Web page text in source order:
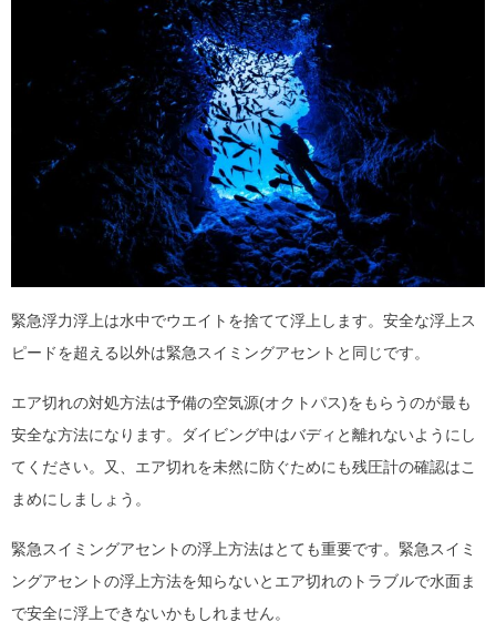
緊急浮力浮上は水中でウエイトを捨てて浮上します。安全な浮上ス
ピードを超える以外は緊急スイミングアセントと同じです。
エア切れの対処方法は予備の空気源(オクトパス)をもらうのが最も
安全な方法になります。ダイビング中はバディと離れないようにし
てください。又、エア切れを未然に防ぐためにも残圧計の確認はこ
まめにしましょう。
緊急スイミングアセントの浮上方法はとても重要です。緊急スイミ
ングアセントの浮上方法を知らないとエア切れのトラブルで水面ま
で安全に浮上できないかもしれません。